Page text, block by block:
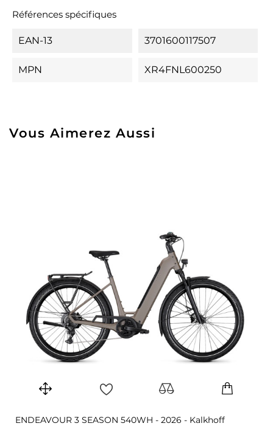
Références spécifiques
EAN-13 3701600117507
MPN XR4FNL600250
Vous Aimerez Aussi
ENDEAVOUR 3 SEASON 540WH - 2026 - Kalkhoff